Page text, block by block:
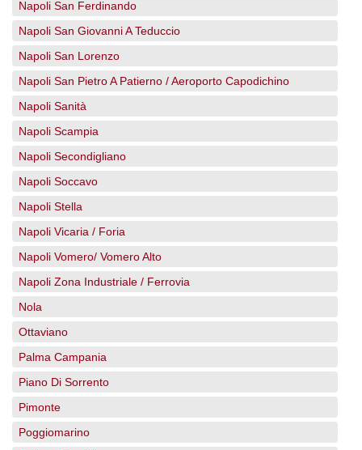
Napoli San Ferdinando
Napoli San Giovanni A Teduccio
Napoli San Lorenzo
Napoli San Pietro A Patierno / Aeroporto Capodichino
Napoli Sanità
Napoli Scampia
Napoli Secondigliano
Napoli Soccavo
Napoli Stella
Napoli Vicaria / Foria
Napoli Vomero/ Vomero Alto
Napoli Zona Industriale / Ferrovia
Nola
Ottaviano
Palma Campania
Piano Di Sorrento
Pimonte
Poggiomarino